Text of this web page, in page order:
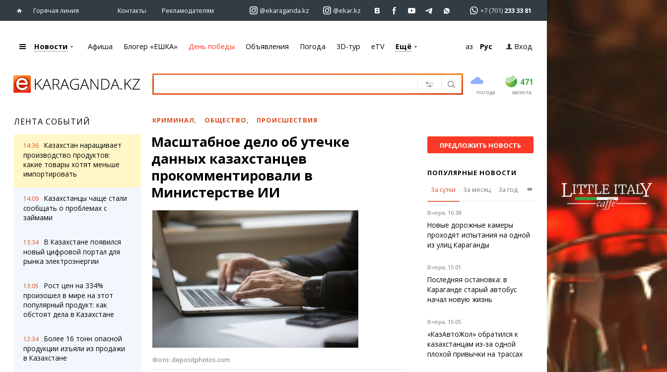
Горячая линия Контакты Рекламодателям @ekaraganda.kz @ekar.kz +7 (701) 233 33 81
Караганды
eTV
Рассылка новостей
Персоны
Интервью
Афиша
Театры
Спорт
Выставки
Цирк и зоопарк
Объявления
Автомобили
Услуги
Электроника
Мебель
Блогер «ЕШКА»
Лента блогера
Коллаж недели
Ешкин гороскоп
Карты
Web-камеры
Пробки
Карта Караганды
Организации
Мой участковый
Перекрытие дорог
Погода
Караганда
Темиртау
Балхаш
Медиа
Фото
Видео
Timelapse
Сервисы
Переводчик
Справочник
Расписание транспорта
Автобусные остановки
Экстренные службы
Каталог компаний
Новости Афиша Блогер «ЕШКА» День победы Объявления Погода 3D-тур eTV Ещё Қаз Рус Вход
погода
471
USD 469.5
EUR валюта
ЛЕНТА СОБЫТИЙ
14:36
Казахстан наращивает
производство продуктов:
какие товары хотят меньше
импортировать
14:09
Казахстанцы чаще стали
сообщать о проблемах с
займами
13:34
В Казахстане появился
новый цифровой портал для
рынка электроэнергии
13:05
Рост цен на 334%
произошел в мире на этот
популярный продукт: как
обстоят дела в Казахстане
12:34
Более 16 тонн опасной
продукции изъяли из продажи
в Казахстане
КРИМИНАЛ, ОБЩЕСТВО, ПРОИСШЕСТВИЯ
Масштабное дело об утечке
данных казахстанцев
прокомментировали в
Министерстве ИИ
Фото: depositphotos.com
ПРЕДЛОЖИТЬ НОВОСТЬ
ПОПУЛЯРНЫЕ НОВОСТИ
За сутки
За месяц За год ∞
Вчера, 16:38
Новые дорожные камеры
проходят испытания на одной
из улиц Караганды
Вчера, 15:01
Последняя остановка: в
Караганде старый автобус
начал новую жизнь
Вчера, 15:05
«КазАвтоЖол» обратился к
казахстанцам из-за одной
плохой привычки на трассах